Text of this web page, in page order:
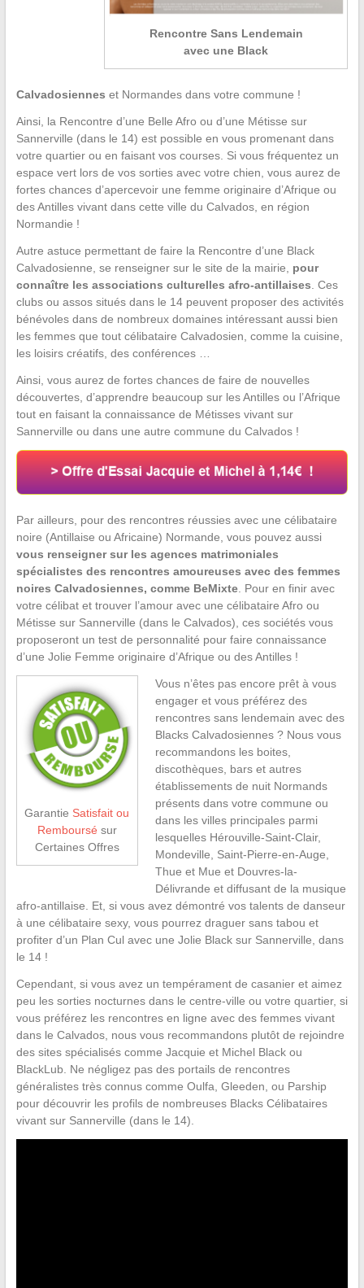
Rencontre Sans Lendemain
avec une Black
Calvadosiennes et Normandes dans votre commune !
Ainsi, la Rencontre d’une Belle Afro ou d’une Métisse sur
Sannerville (dans le 14) est possible en vous promenant dans
votre quartier ou en faisant vos courses. Si vous fréquentez un
espace vert lors de vos sorties avec votre chien, vous aurez de
fortes chances d’apercevoir une femme originaire d’Afrique ou
des Antilles vivant dans cette ville du Calvados, en région
Normandie !
Autre astuce permettant de faire la Rencontre d’une Black
Calvadosienne, se renseigner sur le site de la mairie, pour
connaître les associations culturelles afro-antillaises . Ces
clubs ou assos situés dans le 14 peuvent proposer des activités
bénévoles dans de nombreux domaines intéressant aussi bien
les femmes que tout célibataire Calvadosien, comme la cuisine,
les loisirs créatifs, des conférences …
Ainsi, vous aurez de fortes chances de faire de nouvelles
découvertes, d’apprendre beaucoup sur les Antilles ou l’Afrique
tout en faisant la connaissance de Métisses vivant sur
Sannerville ou dans une autre commune du Calvados !
Par ailleurs, pour des rencontres réussies avec une célibataire
noire (Antillaise ou Africaine) Normande, vous pouvez aussi
vous renseigner sur les agences matrimoniales
spécialistes des rencontres amoureuses avec des femmes
noires Calvadosiennes, comme BeMixte. Pour en finir avec
votre célibat et trouver l’amour avec une célibataire Afro ou
Métisse sur Sannerville (dans le Calvados), ces sociétés vous
proposeront un test de personnalité pour faire connaissance
d’une Jolie Femme originaire d’Afrique ou des Antilles !
Garantie Satisfait ou
Remboursé sur
Certaines Offres
Vous n’êtes pas encore prêt à vous
engager et vous préférez des
rencontres sans lendemain avec des
Blacks Calvadosiennes ? Nous vous
recommandons les boites,
discothèques, bars et autres
établissements de nuit Normands
présents dans votre commune ou
dans les villes principales parmi
lesquelles Hérouville-Saint-Clair,
Mondeville, Saint-Pierre-en-Auge,
Thue et Mue et Douvres-la-
Délivrande et diffusant de la musique
afro-antillaise. Et, si vous avez démontré vos talents de danseur
à une célibataire sexy, vous pourrez draguer sans tabou et
profiter d’un Plan Cul avec une Jolie Black sur Sannerville, dans
le 14 !
Cependant, si vous avez un tempérament de casanier et aimez
peu les sorties nocturnes dans le centre-ville ou votre quartier, si
vous préférez les rencontres en ligne avec des femmes vivant
dans le Calvados, nous vous recommandons plutôt de rejoindre
des sites spécialisés comme Jacquie et Michel Black ou
BlackLub. Ne négligez pas des portails de rencontres
généralistes très connus comme Oulfa, Gleeden, ou Parship
pour découvrir les profils de nombreuses Blacks Célibataires
vivant sur Sannerville (dans le 14).